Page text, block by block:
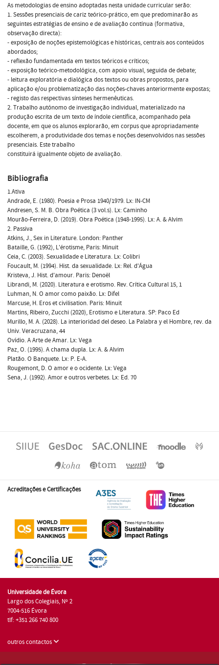
As metodologias de ensino adoptadas nesta unidade curricular serão:
1. Sessões presenciais de cariz teórico-prático, em que predominarão as
seguintes estratégias de ensino e de avaliação contínua (formativa,
observação directa):
- exposição de noções epistemológicas e históricas, centrais aos conteúdos
abordados;
- reflexão fundamentada em textos teóricos e críticos;
- exposição teórico-metodológica, com apoio visual, seguida de debate;
- leitura exploratória e dialógica dos textos ou obras propostos, para
aplicação e/ou problematização das noções-chaves anteriormente expostas;
- registo das respectivas sínteses hermenêuticas.
2. Trabalho autónomo de investigação individual, materializado na
produção escrita de um texto de índole científica, acompanhado pela
docente, em que os alunos explorarão, em corpus que apropriadamente
escolherem, a produtividade dos temas e noções desenvolvidos nas sessões
presenciais. Este trabalho
constituirá igualmente objeto de avaliação.
Bibliografia
1.Ativa
Andrade, E. (1980). Poesia e Prosa 1940/1979. Lx: IN-CM
Andresen, S. M. B. Obra Poética (3 vol.s). Lx: Caminho
Mourão-Ferreira, D. (2019). Obra Poética (1948-1995). Lx: A. & Alvim
2. Passiva
Atkins, J., Sex in Literature. London: Panther
Bataille, G. (1992), L'érotisme, Paris: Minuit
Ceia, C. (2003). Sexualidade e Literatura. Lx: Colibri
Foucault, M. (1994). Hist. da sexualidade. Lx: Rel. d'Água
Kristeva, J. Hist. d'amour. Paris: Denoël
Librandi, M. (2020). Literatura e erotismo. Rev. Crítica Cultural 15, 1
Luhman, N. O amor como paixão. Lx: Difel
Marcuse, H. Eros et civilisation. Paris: Minuit
Martins, Ribeiro, Zucchi (2020), Erotismo e Literatura. SP: Paco Ed
Murillo, M. A. (2028). La interioridad del deseo. La Palabra y el Hombre, rev. da
Univ. Veracruzana, 44
Ovídio. A Arte de Amar. Lx: Vega
Paz, O. (1995). A chama dupla. Lx: A. & Alvim
Platão. O Banquete. Lx: P. E-A.
Rougemont, D. O amor e o ocidente. Lx: Vega
Sena, J. (1992). Amor e outros verbetes. Lx: Ed. 70
Acreditações e Certificações
Universidade de Évora
Largo dos Colegiais, Nº 2
7004-516 Évora
tlf: +351 266 740 800
outros contactos